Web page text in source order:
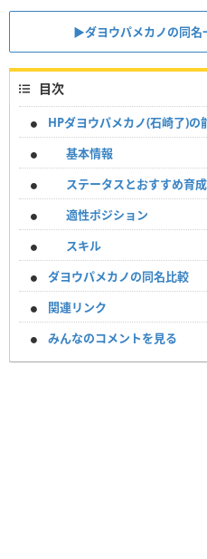
▶︎ダヨウパメカノの同名
目次
HPダヨウパメカノ(石崎了)の
基本情報
ステータスとおすすめ育
適性ポジション
スキル
ダヨウパメカノの同名比較
関連リンク
みんなのコメントを見る